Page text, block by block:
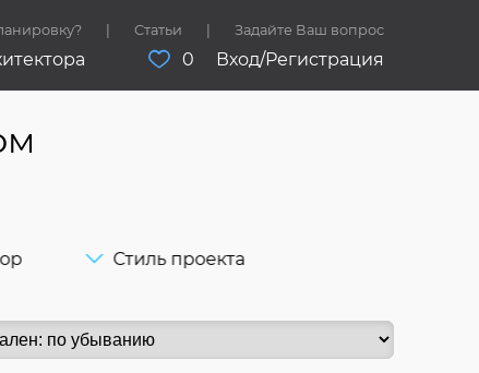
Статьи Задайте Ваш вопрос
0 Вход/Регистрация
Стиль проекта